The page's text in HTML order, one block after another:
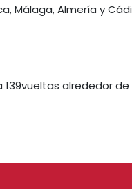
Málaga, Almería y
139vueltas alrededor de